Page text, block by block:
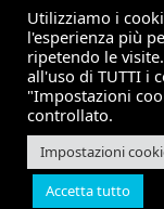
INFORMATIVE
Privacy Policy
Cookie Policy
Copyright 2026
Utilizziamo i
l'esperienza più
ripetendo le
all'uso di TUTTI i
"Impostazioni
controllato.
Impostazioni
Accetta tutto